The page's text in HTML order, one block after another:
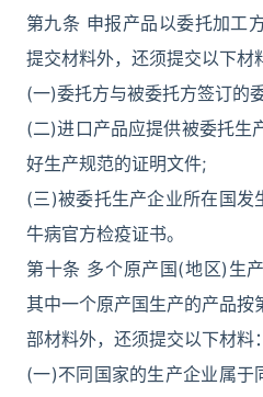
第九条 申报产品以委托加工
提交材料外，还须提交以下材
(一)委托方与被委托方签订的
(二)进口产品应提供被委托生
好生产规范的证明文件;
(三)被委托生产企业所在国发
牛病官方检疫证书。
第十条 多个原产国(地区)生
其中一个原产国生产的产品按
部材料外，还须提交以下材料：
(一)不同国家的生产企业属于